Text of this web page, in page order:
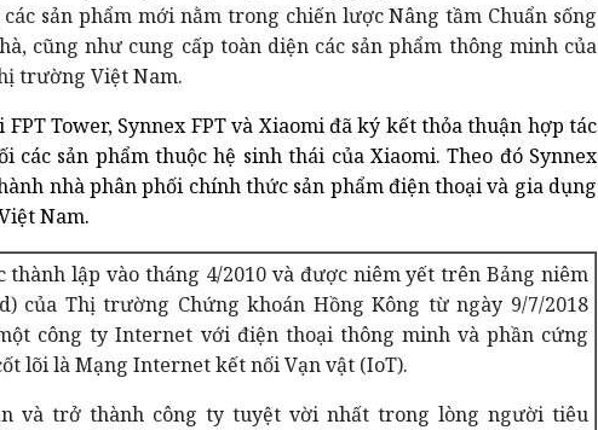
sản phẩm mới nằm trong chiến lược Nâng tầm Chuẩn sống
cũng như cung cấp toàn diện các sản phẩm thông minh của
trường Việt Nam.
FPT Tower, Synnex FPT và Xiaomi đã ký kết thỏa thuận hợp tác
các sản phẩm thuộc hệ sinh thái của Xiaomi. Theo đó Synnex
nhà phân phối chính thức sản phẩm điện thoại và gia dụng
Nam.
thành lập vào tháng 4/2010 và được niêm yết trên Bảng niêm
của Thị trường Chứng khoán Hồng Kông từ ngày 9/7/2018
công ty Internet với điện thoại thông minh và phần cứng
lõi là Mạng Internet kết nối Vạn vật (IoT).
và trở thành công ty tuyệt vời nhất trong lòng người tiêu